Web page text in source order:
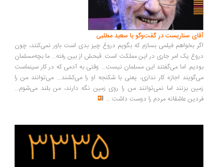
آقای سناریست در گفت‌وگو با سعید مطلبی
اگر بخواهم فیلمی بسازم که بگویم دروغ چیز بدی است باور نمی‌کنند، چون
دروغ یک امر جاری در این مملکت است. قبحش از بین رفته... ما بچه‌مسلمان
بودیم. اما می‌گفتند این مسلمان نیست... وقتی به آدمی که در کار سینماست
می‌گویند اجازه کار نداری، یعنی با شکنجه او را می‌کشند... می‌توانند من را
زمین بزنند اما نمی‌توانند من را روی زمین نگه دارند، من بلند می‌شوم...
فردین عاشقانه مردم را دوست داشت ...